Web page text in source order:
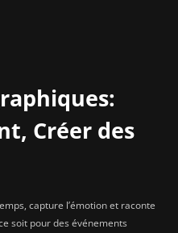
Créer des
capture l’émotion et raconte
soit pour des événements